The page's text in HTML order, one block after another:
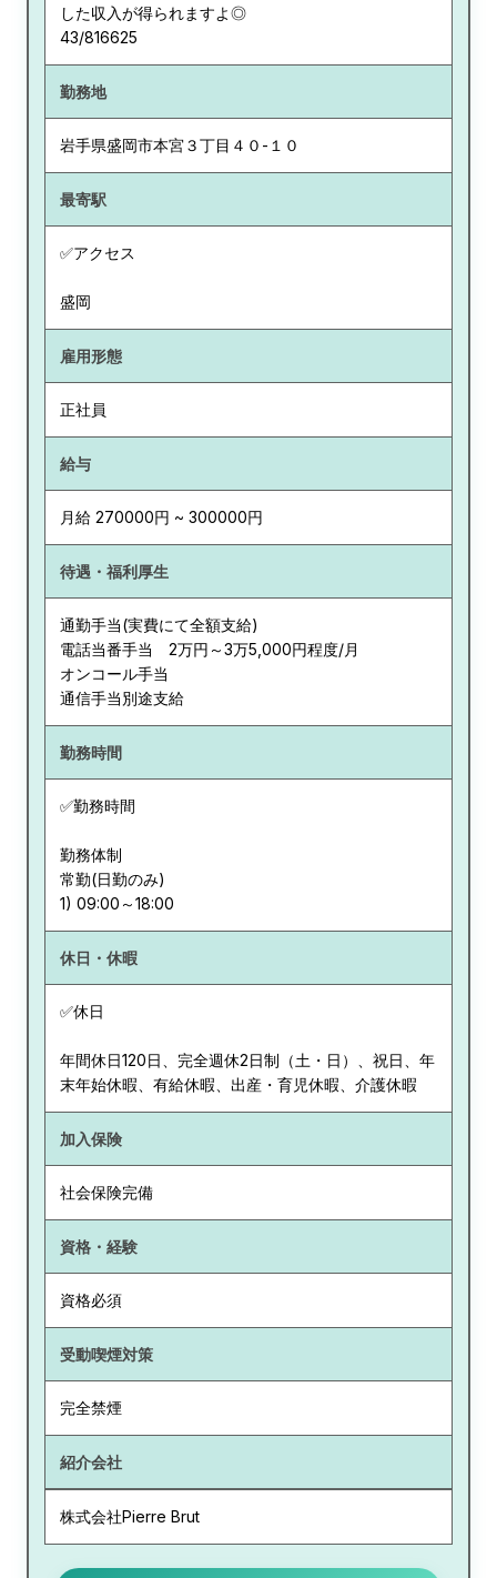
した収入が得られますよ◎
43/816625
勤務地
岩手県盛岡市本宮３丁目４０-１０
最寄駅
✅アクセス
盛岡
雇用形態
正社員
給与
月給 270000円 ~ 300000円
待遇・福利厚生
通勤手当(実費にて全額支給)
電話当番手当 2万円～3万5,000円程度/月
オンコール手当
通信手当別途支給
勤務時間
✅勤務時間
勤務体制
常勤(日勤のみ)
休日・休暇
✅休日
年間休日120日、完全週休2日制（土・日）、祝日、年
末年始休暇、有給休暇、出産・育児休暇、介護休暇
加入保険
社会保険完備
資格・経験
資格必須
受動喫煙対策
完全禁煙
紹介会社
株式会社Pierre Brut